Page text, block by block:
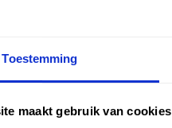
Toestemming
maakt gebruik van cookies
KENNIS EN HULP
Klantenservice
Veelgestelde vragen